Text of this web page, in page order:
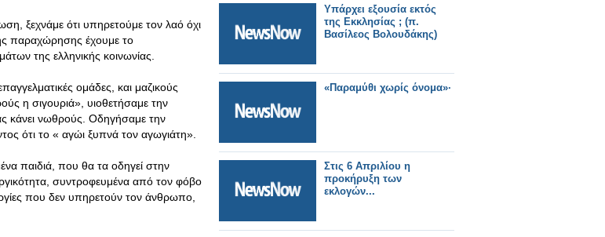
ξεχνάμε ότι υπηρετούμε τον λαό όχι
παραχώρησης έχουμε το
της ελληνικής κοινωνίας.
ομάδες, και μαζικούς
η σιγουριά», υιοθετήσαμε την
κάνει νωθρούς. Οδηγήσαμε την
ότι το « αγώι ξυπνά τον αγωγιάτη».
παιδιά, που θα τα οδηγεί στην
συντροφευμένα από τον φόβο
που δεν υπηρετούν τον άνθρωπο,
Υπάρχει εξουσία εκτός
της Εκκλησίας ; (π.
Βασίλεος Βολουδάκης)
«Παραμύθι χωρίς όνομα»·
Στις 6 Απριλίου η
προκήρυξη των
εκλογών...